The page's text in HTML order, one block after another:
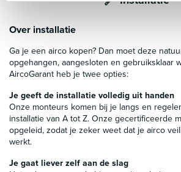
Over installatie
Ga je een airco kopen? Dan moet deze
opgehangen, aangesloten en gebruiksklaar
AircoGarant heb je twee opties:
Je geeft de installatie volledig uit handen
Onze monteurs komen bij je langs en
installatie van A tot Z. Onze gecertificeerde
opgeleid, zodat je zeker weet dat je airco
werkt.
Je gaat liever zelf aan de slag